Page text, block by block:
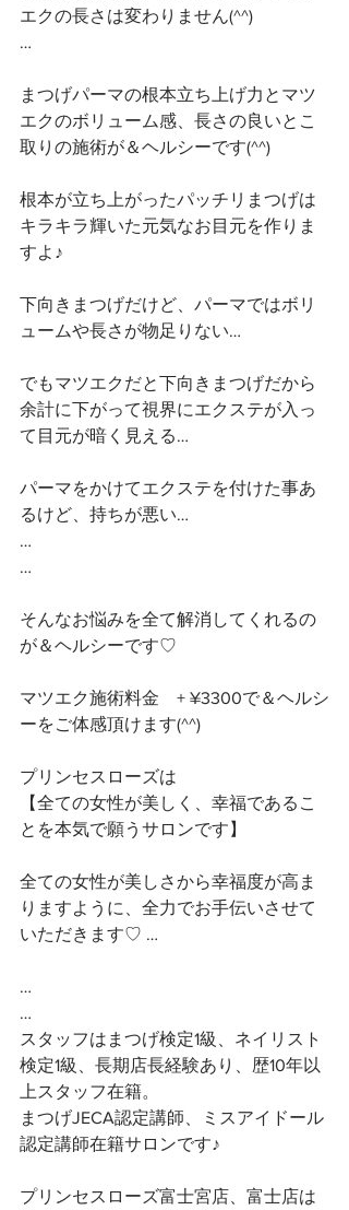
エクの長さは変わりません(^^)
…
まつげパーマの根本立ち上げ力とマツ
エクのボリューム感、長さの良いとこ
取りの施術が＆ヘルシーです(^^)
根本が立ち上がったパッチリまつげは
キラキラ輝いた元気なお目元を作りま
すよ♪
下向きまつげだけど、パーマではボリ
ュームや長さが物足りない…
でもマツエクだと下向きまつげだから
余計に下がって視界にエクステが入っ
て目元が暗く見える…
パーマをかけてエクステを付けた事あ
るけど、持ちが悪い…
…
…
そんなお悩みを全て解消してくれるの
が＆ヘルシーです♡
マツエク施術料金　+ ¥3300で＆ヘルシ
ーをご体感頂けます(^^)
プリンセスローズは
【全ての女性が美しく、幸福であるこ
とを本気で願うサロンです】
全ての女性が美しさから幸福度が高ま
りますように、全力でお手伝いさせて
いただきます♡ …
…
…
スタッフはまつげ検定1級、ネイリスト
検定1級、長期店長経験あり、歴10年以
上スタッフ在籍。
まつげJECA認定講師、ミスアイドール
認定講師在籍サロンです♪
プリンセスローズ富士宮店、富士店は